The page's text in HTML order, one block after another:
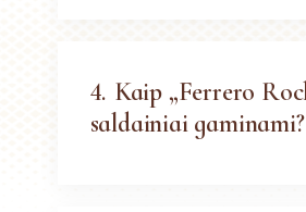
4.
saldainiai gaminami?